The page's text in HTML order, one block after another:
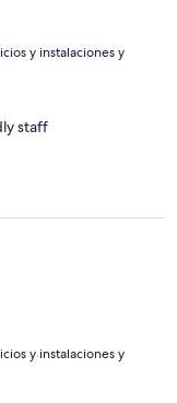
y instalaciones y
staff
y instalaciones y